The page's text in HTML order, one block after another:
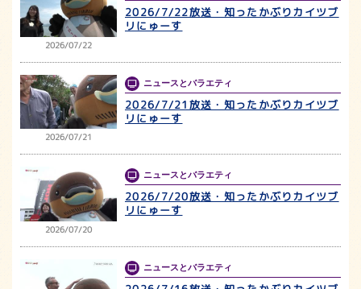
2026/07/22
2026/7/22放送・知ったかぶりカイツブ
リにゅーす
2026/07/21
ニュースとバラエティ
2026/7/21放送・知ったかぶりカイツブ
リにゅーす
2026/07/20
ニュースとバラエティ
2026/7/20放送・知ったかぶりカイツブ
リにゅーす
ニュースとバラエティ